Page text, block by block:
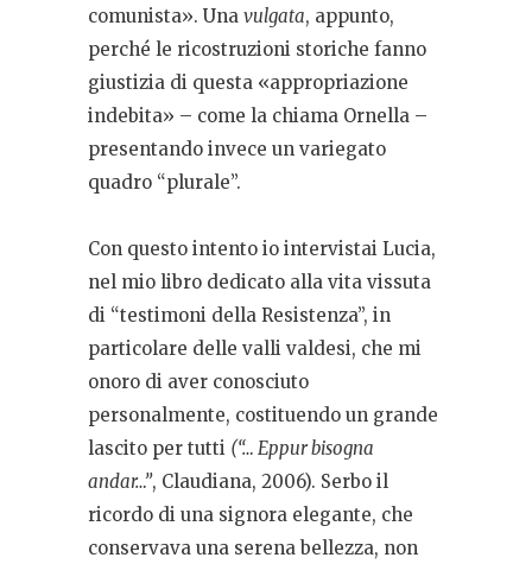
comunista». Una vulgata, appunto,
perché le ricostruzioni storiche fanno
giustizia di questa «appropriazione
indebita» – come la chiama Ornella –
presentando invece un variegato
quadro “plurale”.
Con questo intento io intervistai Lucia,
nel mio libro dedicato alla vita vissuta
di “testimoni della Resistenza”, in
particolare delle valli valdesi, che mi
onoro di aver conosciuto
personalmente, costituendo un grande
lascito per tutti (“… Eppur bisogna
andar…”, Claudiana, 2006). Serbo il
ricordo di una signora elegante, che
conservava una serena bellezza, non